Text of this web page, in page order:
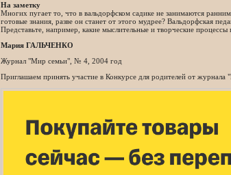
На заметку
Многих пугает то, что в вальдорфском садике не занимаются
готовые знания, разве он станет от этого мудрее? Вальдорфская
Представьте, например, какие мыслительные и творческие
Мария ГАЛЬЧЕНКО
Журнал "Мир семьи", № 4, 2004 год
Приглашаем принять участие в Конкурсе для родителей от журнала